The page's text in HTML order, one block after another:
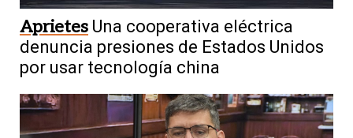
Infraestructura Las obras que el
Gobierno podría financiar con los
US$250 millones
5
Aprietes Una cooperativa eléctrica
denuncia presiones de Estados Unidos
por usar tecnología china